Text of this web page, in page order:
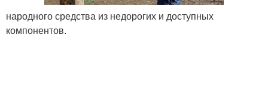
народного средства из недорогих и доступных
компонентов.